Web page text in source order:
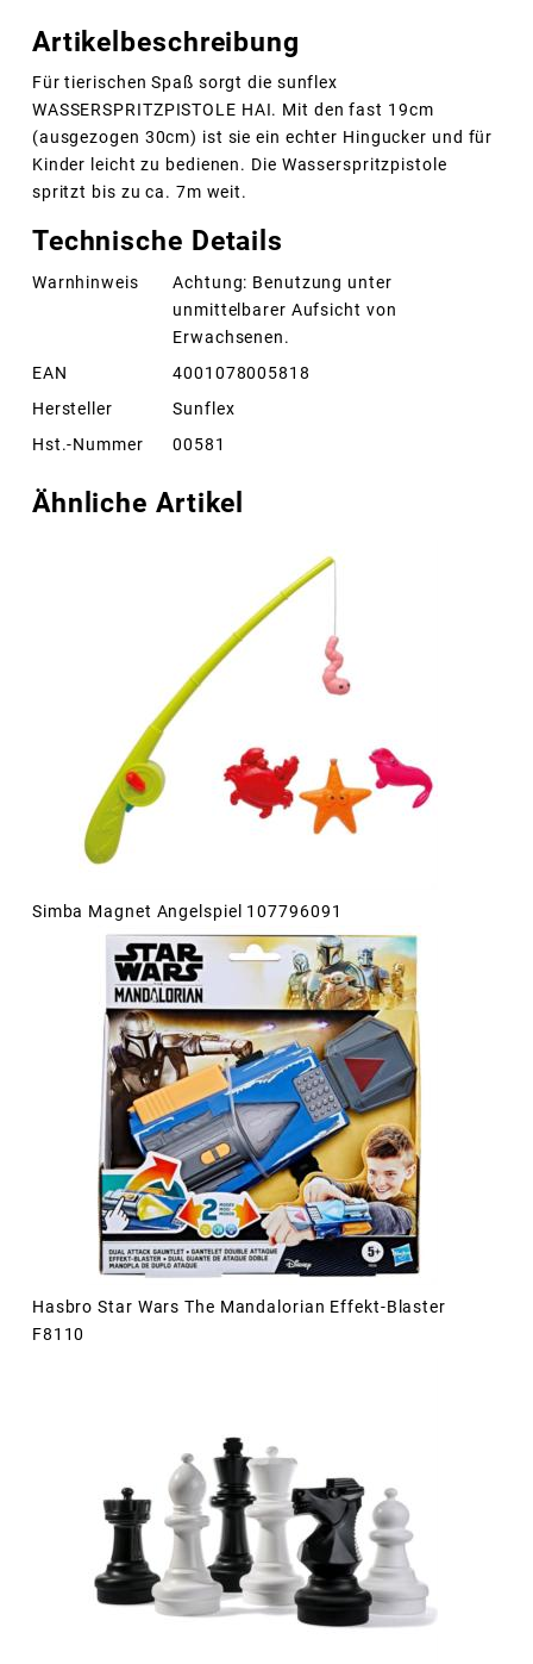
Artikelbeschreibung
Für tierischen Spaß sorgt die sunflex
WASSERSPRITZPISTOLE HAI. Mit den fast 19cm
(ausgezogen 30cm) ist sie ein echter Hingucker und für
Kinder leicht zu bedienen. Die Wasserspritzpistole
spritzt bis zu ca. 7m weit.
Technische Details
Warnhinweis
Achtung: Benutzung unter
unmittelbarer Aufsicht von
Erwachsenen.
EAN
4001078005818
Hersteller
Sunflex
Hst.-Nummer
00581
Ähnliche Artikel
Simba Magnet Angelspiel 107796091
Hasbro Star Wars The Mandalorian Effekt-Blaster
F8110